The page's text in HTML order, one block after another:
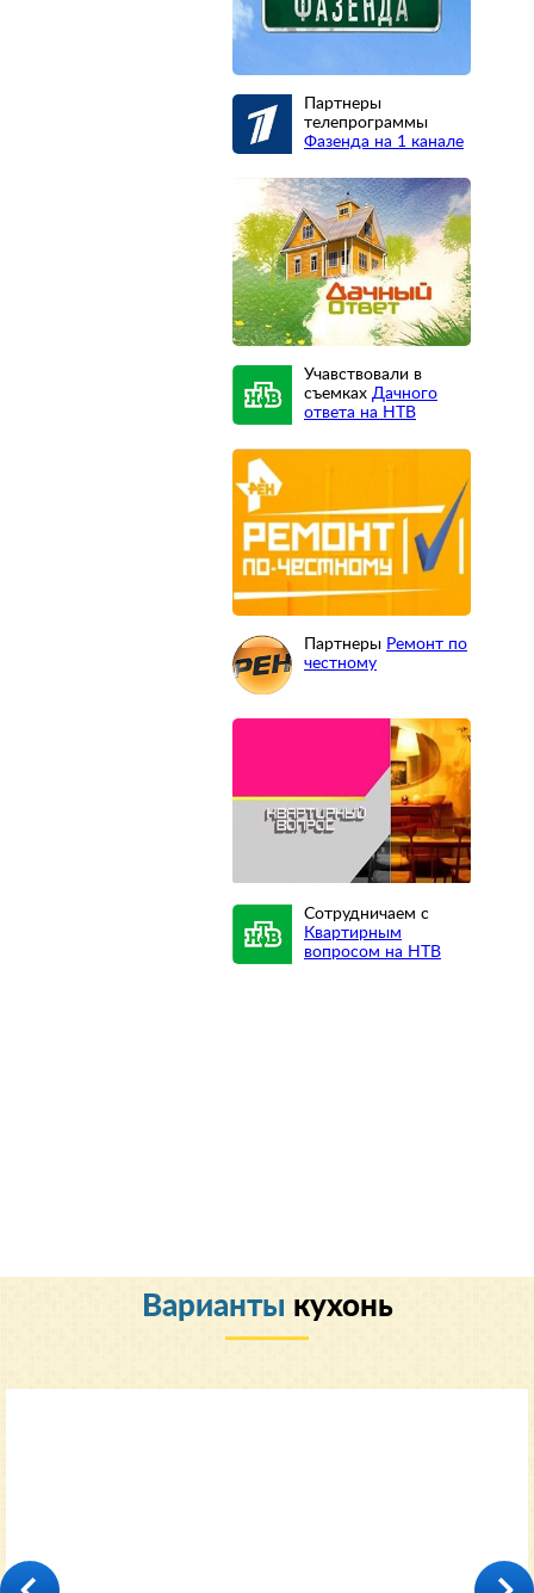
Партнеры
телепрограммы
Фазенда на 1 канале
Учавствовали в
съемках Дачного
ответа на НТВ
Партнеры Ремонт по
честному
Сотрудничаем с
Квартирным
вопросом на НТВ
Варианты кухонь